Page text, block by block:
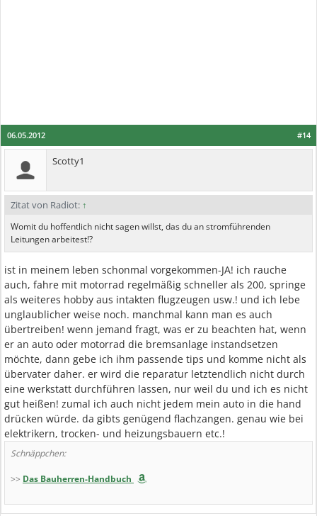
#14
06.05.2012
Scotty1
Zitat von Radiot: ↑
Womit du hoffentlich nicht sagen willst, das du an stromführenden
Leitungen arbeitest!?
ist in meinem leben schonmal vorgekommen-JA! ich rauche
auch, fahre mit motorrad regelmäßig schneller als 200, springe
als weiteres hobby aus intakten flugzeugen usw.! und ich lebe
unglaublicher weise noch. manchmal kann man es auch
übertreiben! wenn jemand fragt, was er zu beachten hat, wenn
er an auto oder motorrad die bremsanlage instandsetzen
möchte, dann gebe ich ihm passende tips und komme nicht als
übervater daher. er wird die reparatur letztendlich nicht durch
eine werkstatt durchführen lassen, nur weil du und ich es nicht
gut heißen! zumal ich auch nicht jedem mein auto in die hand
drücken würde. da gibts genügend flachzangen. genau wie bei
elektrikern, trocken- und heizungsbauern etc.!
Schnäppchen:
>> Das Bauherren-Handbuch